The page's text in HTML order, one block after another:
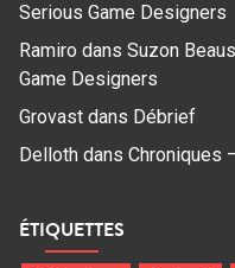
Serious Game Designers
Ramiro dans Suzon
Game Designers
Grovast dans Débrief
Delloth dans Chroniques
ÉTIQUETTES